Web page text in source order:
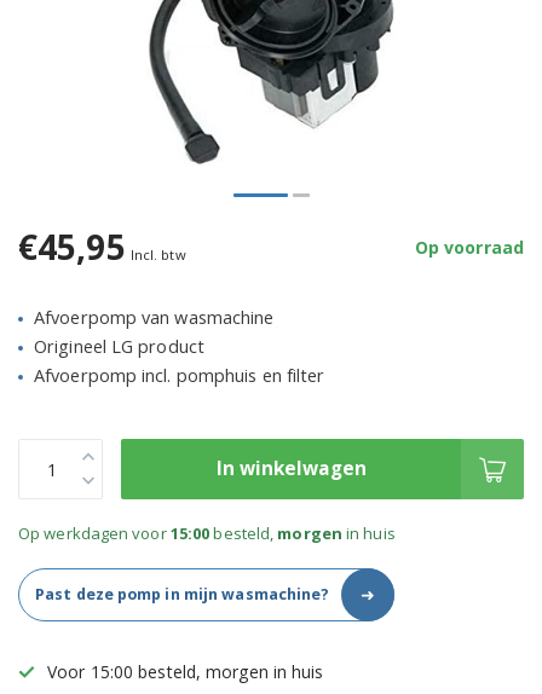
€45,95 Incl. btw Op voorraad
Afvoerpomp van wasmachine
Origineel LG product
Afvoerpomp incl. pomphuis en filter
In winkelwagen
Op werkdagen voor15:00besteld, morgen in huis
Past deze pomp in mijn wasmachine? ➜
Voor 15:00 besteld, morgen in huis